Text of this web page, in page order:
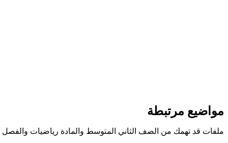
مواضيع مرتبطة
ملفات قد تهمك من الصف الثاني المتوسط والمادة رياضيات والفصل